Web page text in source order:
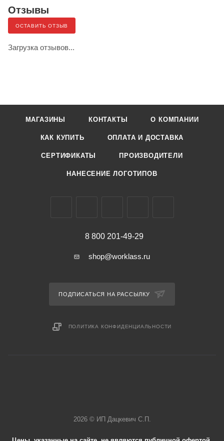
Отзывы
ОСТАВИТЬ ОТЗЫВ
Загрузка отзывов...
МАГАЗИНЫ КОНТАКТЫ О КОМПАНИИ
КАК КУПИТЬ ОПЛАТА И ДОСТАВКА
СЕРТИФИКАТЫ ПРОИЗВОДИТЕЛИ
НАНЕСЕНИЕ ЛОГОТИПОВ
8 800 201-49-29
shop@worklass.ru
ПОДПИСАТЬСЯ НА РАССЫЛКУ
ПОЛИТИКА КОНФИДЕНЦИАЛЬНОСТИ
2026 © ИП Дацкевич С.П.